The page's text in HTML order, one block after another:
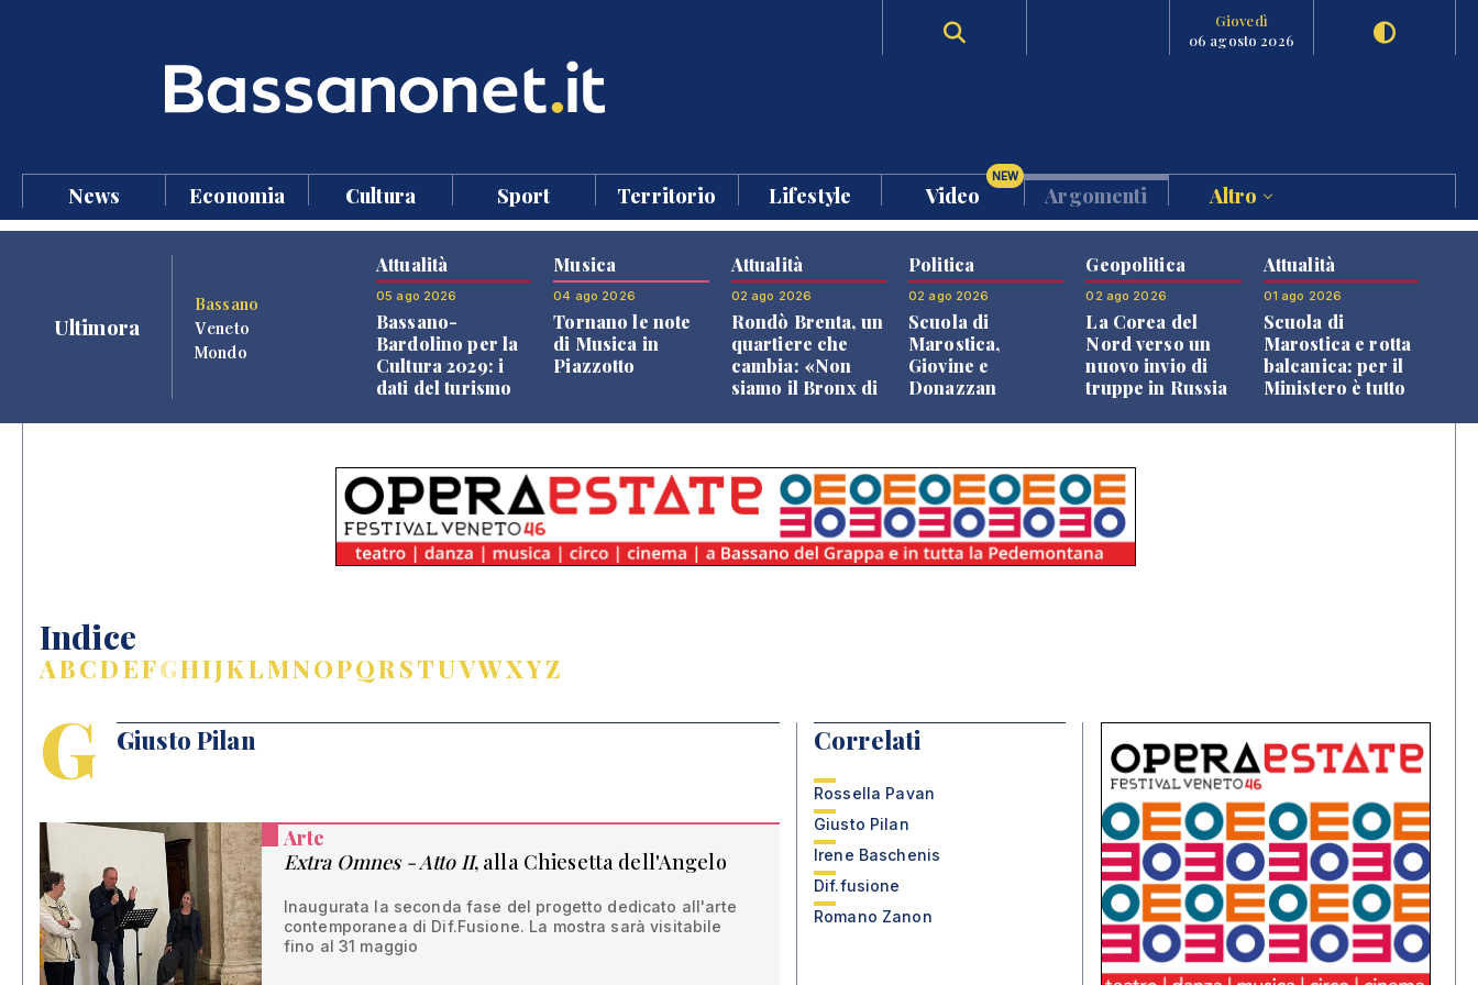
Giovedì
06 agosto 2026
News Economia Cultura Sport Territorio Lifestyle Video
NEW
Argomenti Altro
Ultimora
Bassano
Veneto
Mondo
Attualità
05 ago 2026
Bassano-
Bardolino per la
Cultura 2029: i
dati del turismo
Musica
04 ago 2026
Tornano le note
di Musica in
Piazzotto
Attualità
02 ago 2026
Rondò Brenta, un
quartiere che
cambia: «Non
siamo il Bronx di
Politica
02 ago 2026
Scuola di
Marostica,
Giovine e
Donazzan
Geopolitica
02 ago 2026
La Corea del
Nord verso un
nuovo invio di
truppe in Russia
Attualità
01 ago 2026
Scuola di
Marostica e rotta
balcanica: per il
Ministero è tutto
Indice
ABCDEFGHIJKLMNOPQRSTUVWXYZ
G Giusto Pilan
Arte
Extra Omnes - Atto II, alla Chiesetta dell'Angelo
Inaugurata la seconda fase del progetto dedicato all'arte
contemporanea di Dif.Fusione. La mostra sarà visitabile
fino al 31 maggio
Correlati
Rossella Pavan
Giusto Pilan
Irene Baschenis
Dif.fusione
Romano Zanon